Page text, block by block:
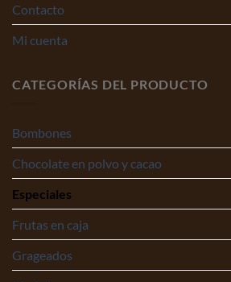
Contacto
Mi cuenta
CATEGORÍAS DEL PRODUCTO
Bombones
Chocolate en polvo y cacao
Especiales
Frutas en caja
Grageados